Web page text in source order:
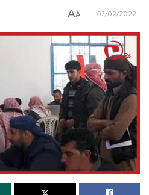
07/02/2022
A
A